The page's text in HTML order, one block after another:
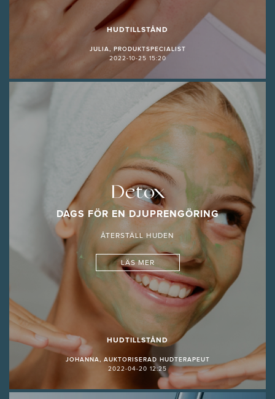
HUDTILLSTÅND
JULIA, PRODUKTSPECIALIST
2022-10-25 15:20
Detox
DAGS FÖR EN DJUPRENGÖRING
ÅTERSTÄLL HUDEN
LÄS MER
HUDTILLSTÅND
JOHANNA, AUKTORISERAD HUDTERAPEUT
2022-04-20 12:25